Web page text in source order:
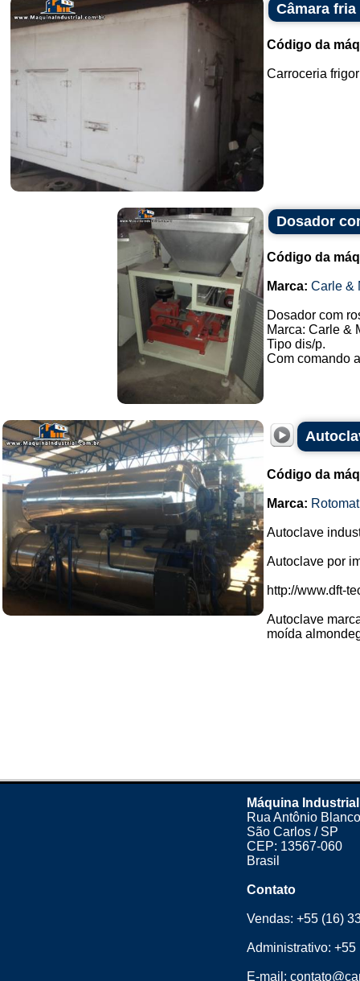
Câmara
Código da
Carroceria
Dosador
Código da
Marca: Carle &
Dosador com
Marca: Carle &
Tipo dis/p.
Com comando
Código da
Marca:
Autoclave
Autoclave por
http://www.dft-
Autoclave
moída
Máquina Industrial
Rua Antônio
São Carlos / SP
CEP: 13567-060
Brasil
Contato
Vendas:+55 (16)
Administrativo:+55
E-mail: